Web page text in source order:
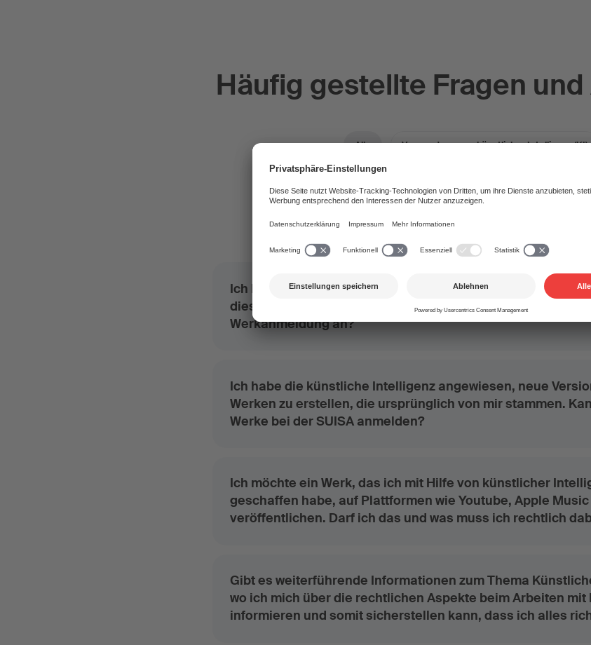
Häufig gestellte Fragen
Alle Verwendung von künstlicher Intelligenz (KI)
Verwendung von künstlicher
Ich habe mit Hilfe künstlicher Intelligenz ein Werk
dieses Werk bei der SUISA anmelden? Wenn ja, wie gebe
Werkanmeldung an?
Ich habe die künstliche Intelligenz angewiesen, neue
Werken zu erstellen, die ursprünglich von mir stammen.
Werke bei der SUISA anmelden?
Ich möchte ein Werk, das ich mit Hilfe von künstlicher
geschaffen habe, auf Plattformen wie Youtube, Apple
veröffentlichen. Darf ich das und was muss ich rechtlich
Gibt es weiterführende Informationen zum Thema
wo ich mich über die rechtlichen Aspekte beim Arbeiten mit
informieren und somit sicherstellen kann, dass ich alles